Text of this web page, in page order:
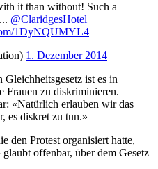
it than without! Such a
@ClaridgesHotel
1DyNQUMYL4
1. Dezember 2014
Gleichheitsgesetz ist es in
Frauen zu diskriminieren.
«Natürlich erlauben wir das
es diskret zu tun.»
den Protest organisiert hatte,
glaubt offenbar, über dem Gesetz